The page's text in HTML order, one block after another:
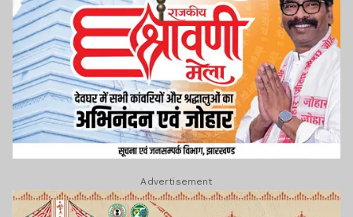
Advertisement